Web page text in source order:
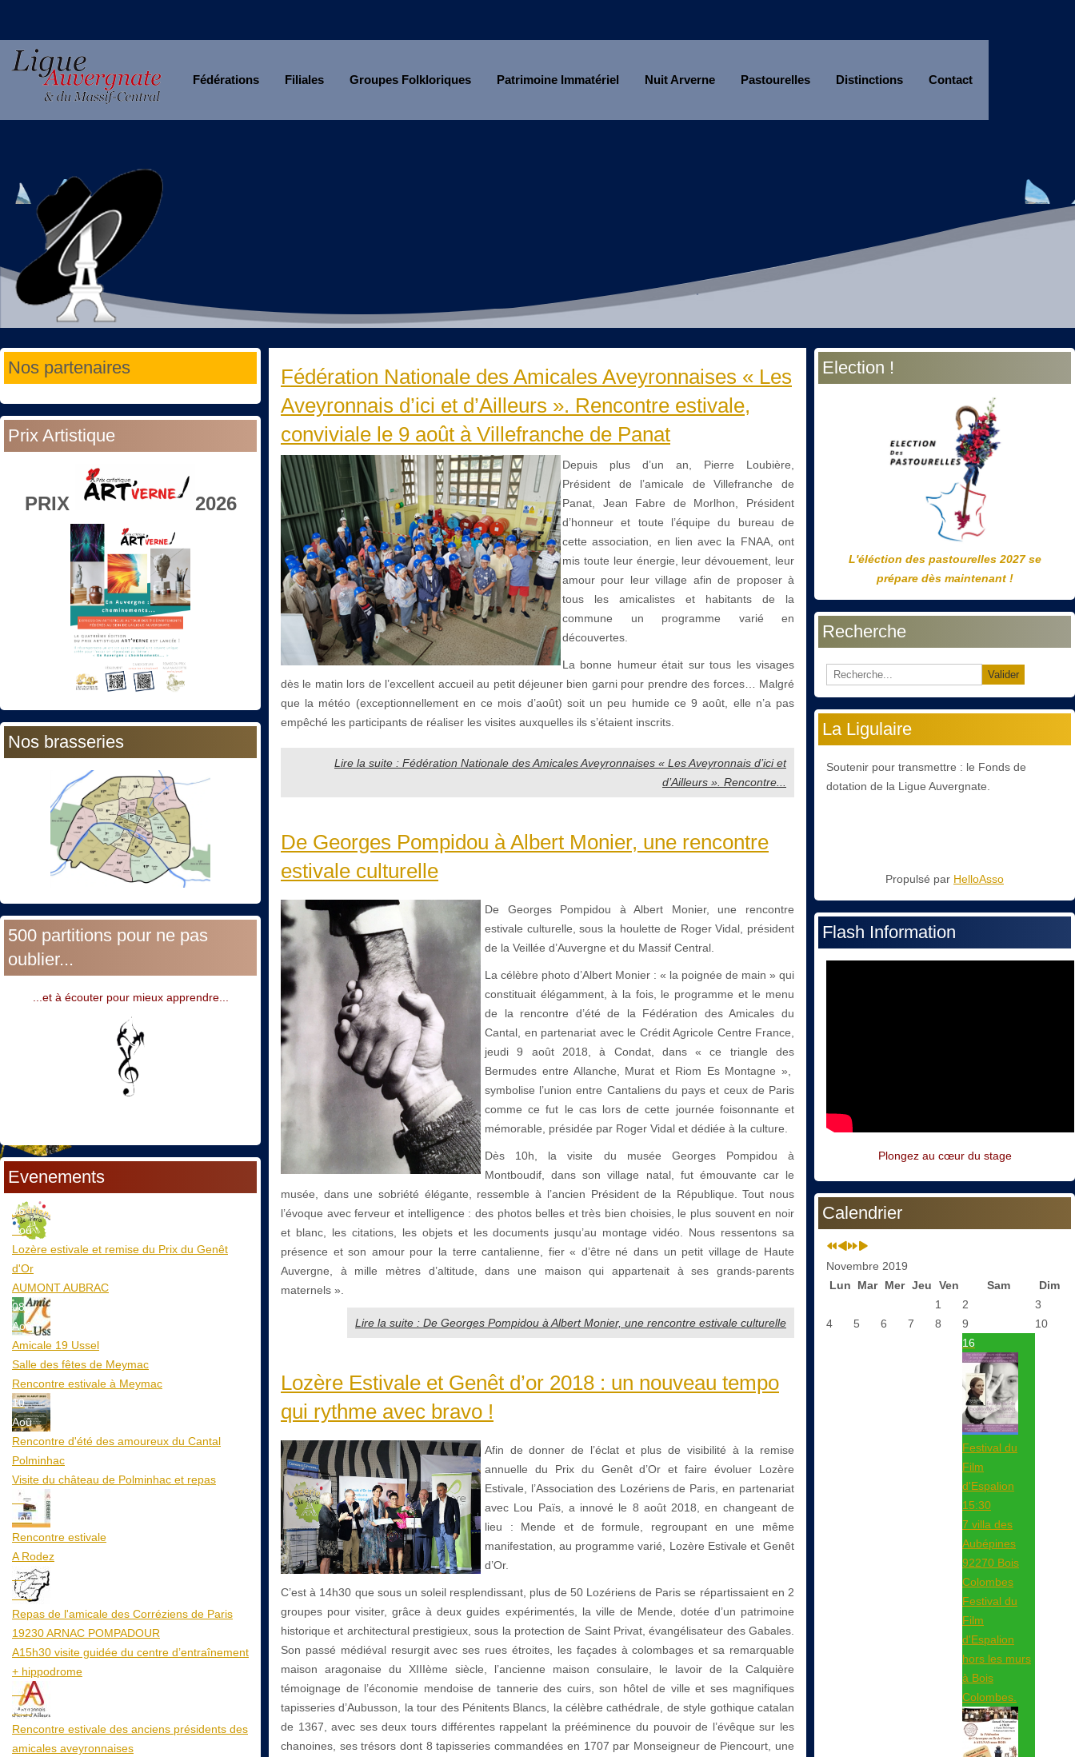
Fédérations Filiales Groupes Folkloriques Patrimoine Immatériel Nuit Arverne Pastourelles Distinctions Contact
Nos partenaires
Prix Artistique
PRIX 2026
Nos brasseries
500 partitions pour ne pas
oublier...
...et à écouter pour mieux apprendre...
Evenements
06
Aoû
Lozère estivale et remise du Prix du Genêt
d'Or
AUMONT AUBRAC
08
Aoû
Amicale 19 Ussel
Salle des fêtes de Meymac
Rencontre estivale à Meymac
10
Aoû
Rencontre d'été des amoureux du Cantal
Polminhac
Visite du château de Polminhac et repas
12
Aoû
Rencontre estivale
A Rodez
23
Aoû
Repas de l'amicale des Corréziens de Paris
19230 ARNAC POMPADOUR
A15h30 visite guidée du centre d’entraînement
+ hippodrome
25
Aoû
Rencontre estivale des anciens présidents des
amicales aveyronnaises
Fédération Nationale des Amicales Aveyronnaises « Les
Aveyronnais d’ici et d’Ailleurs ». Rencontre estivale,
conviviale le 9 août à Villefranche de Panat
Depuis plus d’un an, Pierre Loubière,
Président de l’amicale de Villefranche de
Panat, Jean Fabre de Morlhon, Président
d’honneur et toute l’équipe du bureau de
cette association, en lien avec la FNAA, ont
mis toute leur énergie, leur dévouement, leur
amour pour leur village afin de proposer à
tous les amicalistes et habitants de la
commune un programme varié en
découvertes.
La bonne humeur était sur tous les visages
dès le matin lors de l’excellent accueil au petit déjeuner bien garni pour prendre des forces… Malgré
que la météo (exceptionnellement en ce mois d’août) soit un peu humide ce 9 août, elle n’a pas
empêché les participants de réaliser les visites auxquelles ils s’étaient inscrits.
Lire la suite : Fédération Nationale des Amicales Aveyronnaises « Les Aveyronnais d’ici et
d’Ailleurs ». Rencontre...
De Georges Pompidou à Albert Monier, une rencontre
estivale culturelle
De Georges Pompidou à Albert Monier, une rencontre
estivale culturelle, sous la houlette de Roger Vidal, président
de la Veillée d’Auvergne et du Massif Central.
La célèbre photo d’Albert Monier : « la poignée de main » qui
constituait élégamment, à la fois, le programme et le menu
de la rencontre d’été de la Fédération des Amicales du
Cantal, en partenariat avec le Crédit Agricole Centre France,
jeudi 9 août 2018, à Condat, dans « ce triangle des
Bermudes entre Allanche, Murat et Riom Es Montagne »,
symbolise l’union entre Cantaliens du pays et ceux de Paris
comme ce fut le cas lors de cette journée foisonnante et
mémorable, présidée par Roger Vidal et dédiée à la culture.
Dès 10h, la visite du musée Georges Pompidou à
Montboudif, dans son village natal, fut émouvante car le
musée, dans une sobriété élégante, ressemble à l’ancien Président de la République. Tout nous
l’évoque avec ferveur et intelligence : des photos belles et très bien choisies, le plus souvent en noir
et blanc, les citations, les objets et les documents jusqu’au montage vidéo. Nous ressentons sa
présence et son amour pour la terre cantalienne, fier « d’être né dans un petit village de Haute
Auvergne, à mille mètres d’altitude, dans une maison qui appartenait à ses grands-parents
maternels ».
Lire la suite : De Georges Pompidou à Albert Monier, une rencontre estivale culturelle
Lozère Estivale et Genêt d’or 2018 : un nouveau tempo
qui rythme avec bravo !
Afin de donner de l’éclat et plus de visibilité à la remise
annuelle du Prix du Genêt d’Or et faire évoluer Lozère
Estivale, l’Association des Lozériens de Paris, en partenariat
avec Lou Païs, a innové le 8 août 2018, en changeant de
lieu : Mende et de formule, regroupant en une même
manifestation, au programme varié, Lozère Estivale et Genêt
d’Or.
C’est à 14h30 que sous un soleil resplendissant, plus de 50 Lozériens de Paris se répartissaient en 2
groupes pour visiter, grâce à deux guides expérimentés, la ville de Mende, dotée d’un patrimoine
historique et architectural prestigieux, sous la protection de Saint Privat, évangélisateur des Gabales.
Son passé médiéval resurgit avec ses rues étroites, les façades à colombages et sa remarquable
maison aragonaise du XIIIème siècle, l’ancienne maison consulaire, le lavoir de la Calquière
témoignage de l’économie mendoise de tannerie des cuirs, son hôtel de ville et ses magnifiques
tapisseries d’Aubusson, la tour des Pénitents Blancs, la célèbre cathédrale, de style gothique catalan
de 1367, avec ses deux tours différentes rappelant la prééminence du pouvoir de l’évêque sur les
chanoines, ses trésors dont 8 tapisseries commandées en 1707 par Monseigneur de Piencourt, une
Election !
L'éléction des pastourelles 2027 se
prépare dès maintenant !
Recherche
Valider
La Ligulaire
Soutenir pour transmettre : le Fonds de
dotation de la Ligue Auvergnate.
Propulsé par HelloAsso
Flash Information
Plongez au cœur du stage
Calendrier
Année
précédente
Mois
précédent
Année
suivante
Mois
suivant
Novembre 2019
Lun
Mar Mer Jeu Ven Sam
Dim
1
2
3
4
5 6 7 8 9 10
16
Festival du
Film
d'Espalion
15:30
7 villa des
Aubépines
92270 Bois
Colombes
Festival du
Film
d'Espalion
hors les murs
à Bois
Colombes.